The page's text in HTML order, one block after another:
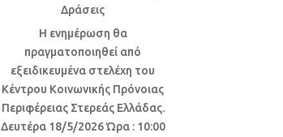
Δράσεις
Η ενημέρωση θα
πραγματοποιηθεί από
εξειδικευμένα στελέχη του
Κέντρου Κοινωνικής Πρόνοιας
Περιφέρειας Στερεάς Ελλάδας.
Δευτέρα 18/5/2026 Ώρα : 10:00